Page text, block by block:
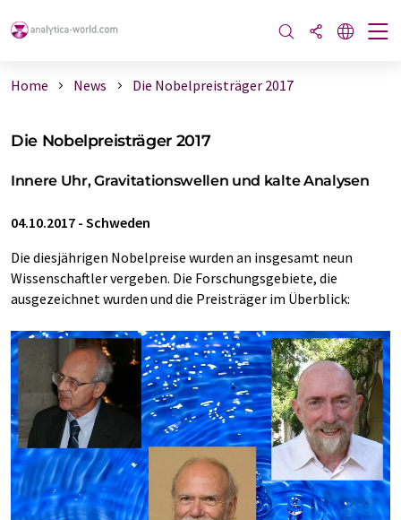
Home News Die Nobelpreisträger 2017
Die Nobelpreisträger 2017
Innere Uhr, Gravitationswellen und kalte Analysen
04.10.2017 - Schweden
Die diesjährigen Nobelpreise wurden an insgesamt neun
Wissenschaftler vergeben. Die Forschungsgebiete, die
ausgezeichnet wurden und die Preisträger im Überblick: